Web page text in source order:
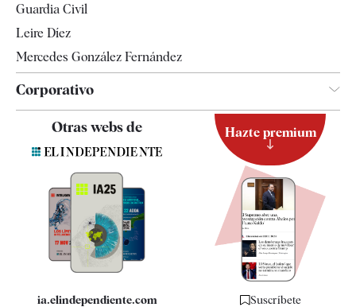
Guardia Civil
Leire Díez
Mercedes González Fernández
Corporativo
Quiénes somos
Especificaciones
Otras webs de
ia.elindependiente.com
Hazte premium
Suscríbete